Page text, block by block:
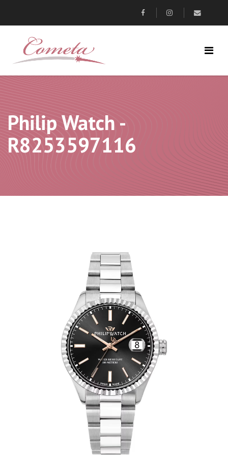
Philip Watch -
R8253597116